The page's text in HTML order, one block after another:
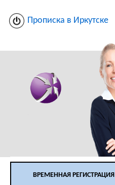
Прописка в Иркутске
ВРЕМЕННАЯ РЕГИСТРАЦИЯ